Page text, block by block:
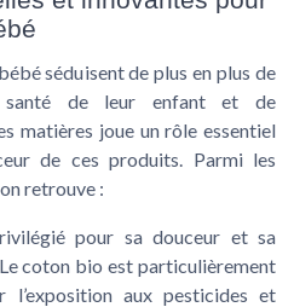
séduisent de plus en plus de
santé de leur enfant et de
matières joue un rôle essentiel
de ces produits. Parmi les
retrouve :
pour sa douceur et sa
coton bio est particulièrement
l’exposition aux pesticides et